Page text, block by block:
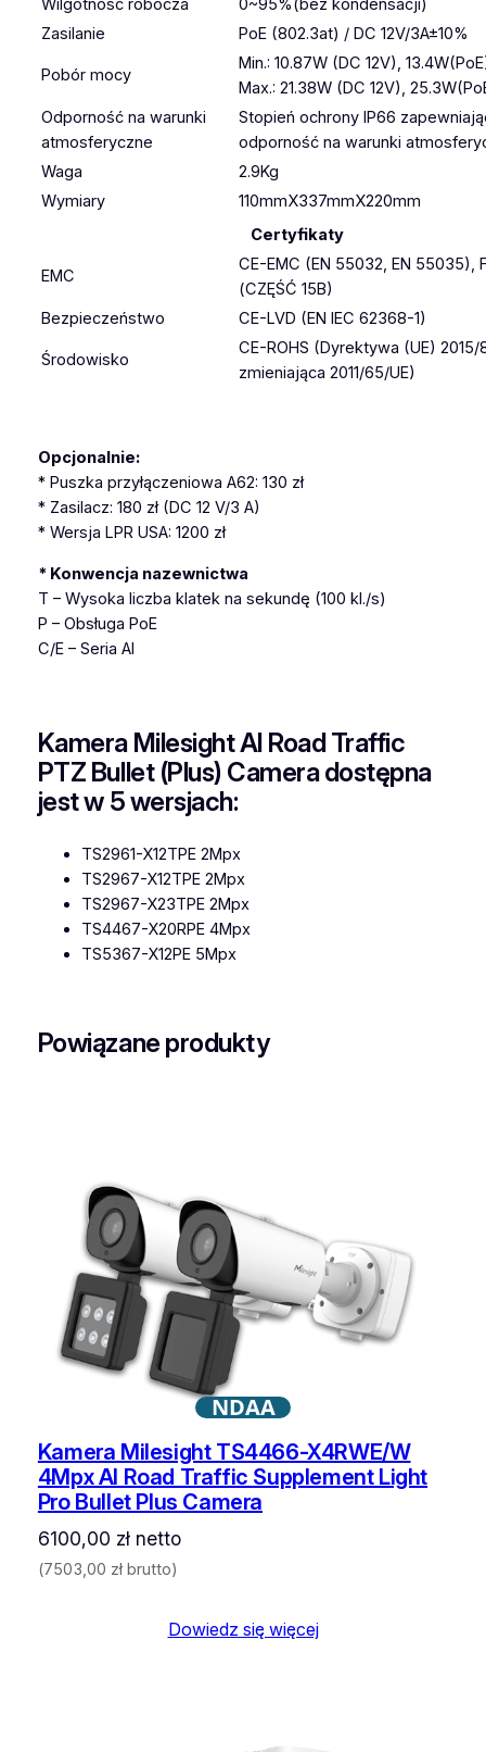
Wilgotność robocza
0~95%(bez kondensacji)
Zasilanie
PoE (802.3at) / DC 12V/3A±10%
Pobór mocy
Min.: 10.87W (DC 12V),
Max.: 21.38W (DC 12V),
Odporność na warunki
atmosferyczne
Stopień ochrony IP66
odporność na warunki
Waga
2.9Kg
Wymiary
110mmX337mmX220mm
Certyfikaty
EMC
CE-EMC (EN 55032, EN 55035),
(CZĘŚĆ 15B)
Bezpieczeństwo
CE-LVD (EN IEC 62368-1)
Środowisko
CE-ROHS (Dyrektywa (UE) 2015/
zmieniająca 2011/65/UE)
Opcjonalnie:
* Puszka przyłączeniowa A62: 130 zł
* Zasilacz: 180 zł (DC 12 V/3 A)
* Wersja LPR USA: 1200 zł
* Konwencja nazewnictwa
T – Wysoka liczba klatek na sekundę (100 kl./s)
P – Obsługa PoE
C/E – Seria AI
Kamera Milesight AI Road Traffic
PTZ Bullet (Plus) Camera dostępna
jest w 5 wersjach:
TS2961-X12TPE 2Mpx
TS2967-X12TPE 2Mpx
TS2967-X23TPE 2Mpx
TS4467-X20RPE 4Mpx
TS5367-X12PE 5Mpx
Powiązane produkty
NDAA
Kamera Milesight TS4466-X4RWE/W
4Mpx AI Road Traffic Supplement Light
Pro Bullet Plus Camera
6100,00 złnetto
(7503,00 złbrutto)
Dowiedz się więcej